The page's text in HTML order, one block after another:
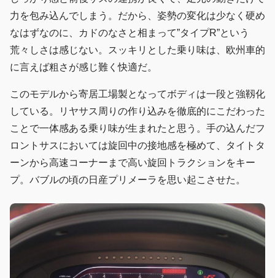
力を包み込んでしまう。だから、姿勢の変化は少なく硬め
なはずなのに、カドのなさと相まって”タイプR”という
荒々しさは感じない。スッキリとした乗り味は、欧州車的
に言えば粗さが感じ難く快適だ。
このモデルから寄居工場製となってボディは一段と強靱化
している。リヤサス周りの作り込みを徹底的にこだわった
ことで一体感ある乗り味が生まれたと思う。手の込んだフ
ロントサスにおいては旋回中の接地感を極めて、タイトタ
ーンから高速コーナーまで高い旋回トラクションをキー
プ。バブルの頃の日産プリメーラを思い起こさせた。